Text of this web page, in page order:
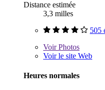
Distance estimée
3,3 milles
505
VoirPhotos
Voir le site Web
Heures normales